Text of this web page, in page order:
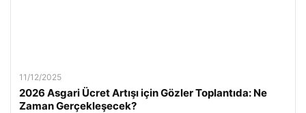
11/12/2025
2026 Asgari Ücret Artışı için Gözler Toplantıda: Ne
Zaman Gerçekleşecek?